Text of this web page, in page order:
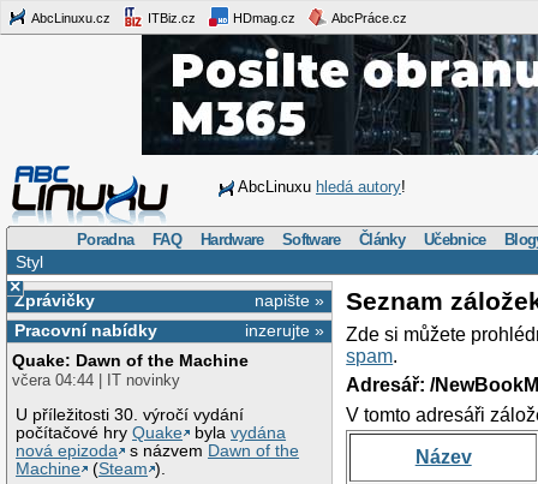
AbcLinuxu.cz ITBiz.cz HDmag.cz AbcPráce.cz
AbcLinuxu hledá autory!
Poradna FAQ Hardware Software Články Učebnice
Styl
×
napište »
Zprávičky
inzerujte »
Pracovní nabídky
Quake: Dawn of the Machine
včera 04:44 | IT novinky
U příležitosti 30. výročí vydání
počítačové hryQuake bylavydána
nová epizoda
s názvem Dawn of the
Machine
(Steam ).
Seznam
Zde si můžete
spam.
Adresář: /
V tomto adresáři
Název